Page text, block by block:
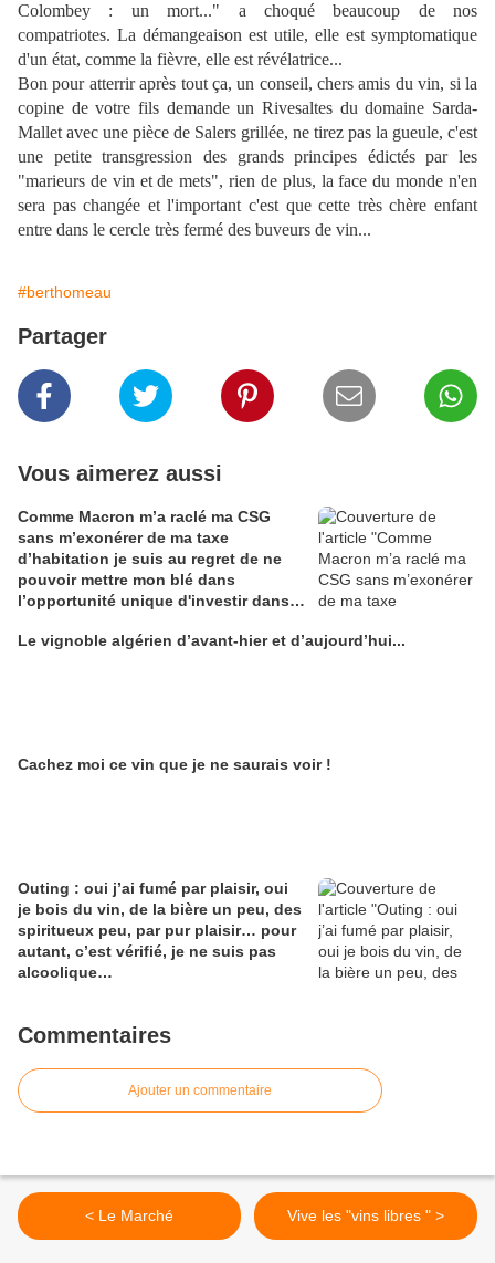
Colombey : un mort..." a choqué beaucoup de nos
compatriotes. La démangeaison est utile, elle est symptomatique
d'un état, comme la fièvre, elle est révélatrice...
Bon pour atterrir après tout ça, un conseil, chers amis du vin, si la
copine de votre fils demande un Rivesaltes du domaine Sarda-
Mallet avec une pièce de Salers grillée, ne tirez pas la gueule, c'est
une petite transgression des grands principes édictés par les
"marieurs de vin et de mets", rien de plus, la face du monde n'en
sera pas changée et l'important c'est que cette très chère enfant
entre dans le cercle très fermé des buveurs de vin...
#berthomeau
Partager
Vous aimerez aussi
Comme Macron m’a raclé ma CSG
sans m’exonérer de ma taxe
d’habitation je suis au regret de ne
pouvoir mettre mon blé dans
l’opportunité unique d'investir dans
Alain Edouard
Le vignoble algérien d’avant-hier et d’aujourd’hui...
Cachez moi ce vin que je ne saurais voir !
Outing : oui j’ai fumé par plaisir, oui
je bois du vin, de la bière un peu, des
spiritueux peu, par pur plaisir… pour
autant, c’est vérifié, je ne suis pas
alcoolique…
Commentaires
Ajouter un commentaire
< Le Marché Vive les "vins libres " >